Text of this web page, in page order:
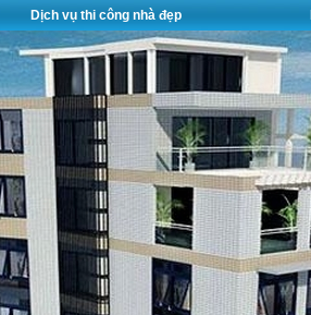
Dịch vụ thi công nhà đẹp